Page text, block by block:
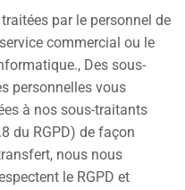
par le personnel de
commercial ou le
Des sous-
personnelles vous
à nos sous-traitants
du RGPD) de façon
nous nous
le RGPD et